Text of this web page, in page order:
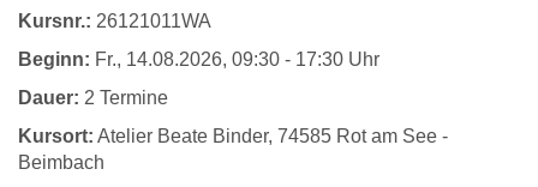
Kursnr.: 26121011WA
Beginn: Fr., 14.08.2026, 09:30 - 17:30 Uhr
Dauer: 2 Termine
Kursort: Atelier Beate Binder, 74585 Rot am See -
Beimbach